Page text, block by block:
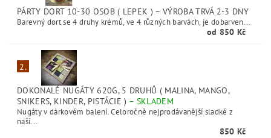
PÁRTY DORT 10-30 OSOB ( LEPEK ) –VÝROBA TRVÁ 2-3 DNY
Barevný dort se 4 druhy krémů, ve 4 různých barvách, je dobarven...
od 850 Kč
2.
DOKONALÉ NUGÁTY 620G, 5 DRUHŮ ( MALINA, MANGO,
SNIKERS, KINDER, PISTÁCIE ) – SKLADEM
Nugáty v dárkovém balení. Celoročně nejprodávanější sladké z
naší...
850 Kč